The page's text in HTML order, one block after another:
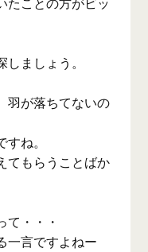
ましょう。
羽が落ちてないの
ね。
てもらうことばか
・・・
一言ですよねー